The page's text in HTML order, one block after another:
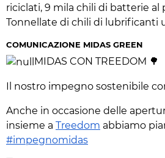
riciclati, 9 mila chili di batterie al
Tonnellate di chili di lubrificanti
COMUNICAZIONE MIDAS GREEN
MIDAS CON TREEDOM 🌳
Il nostro impegno sostenibile
Anche in occasione delle
insieme a Treedom abbiamo
#impegnomidas